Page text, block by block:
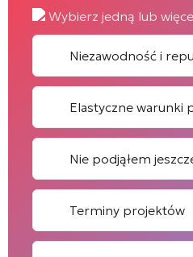
Wybierz jedną lub
Niezawodność i
Elastyczne warunki
Nie podjąłem
Terminy projektów